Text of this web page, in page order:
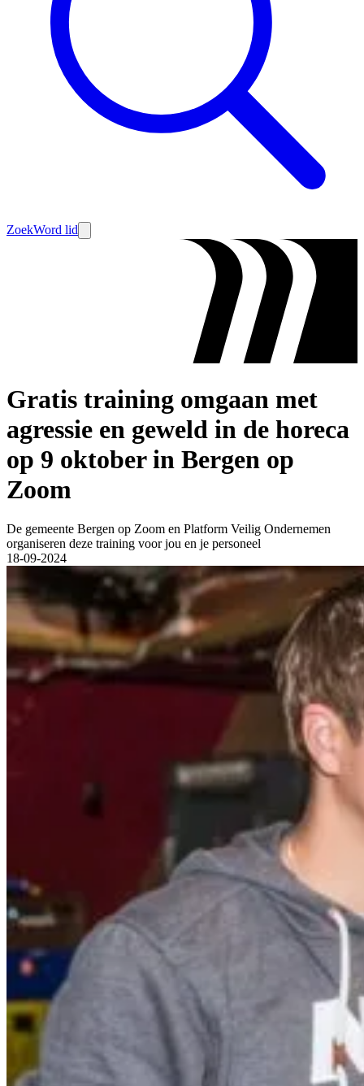
ZoekWord lid
Gratis training omgaan met
agressie en geweld in de horeca
op 9 oktober in Bergen op
Zoom
De gemeente Bergen op Zoom en Platform Veilig Ondernemen
organiseren deze training voor jou en je personeel
18-09-2024